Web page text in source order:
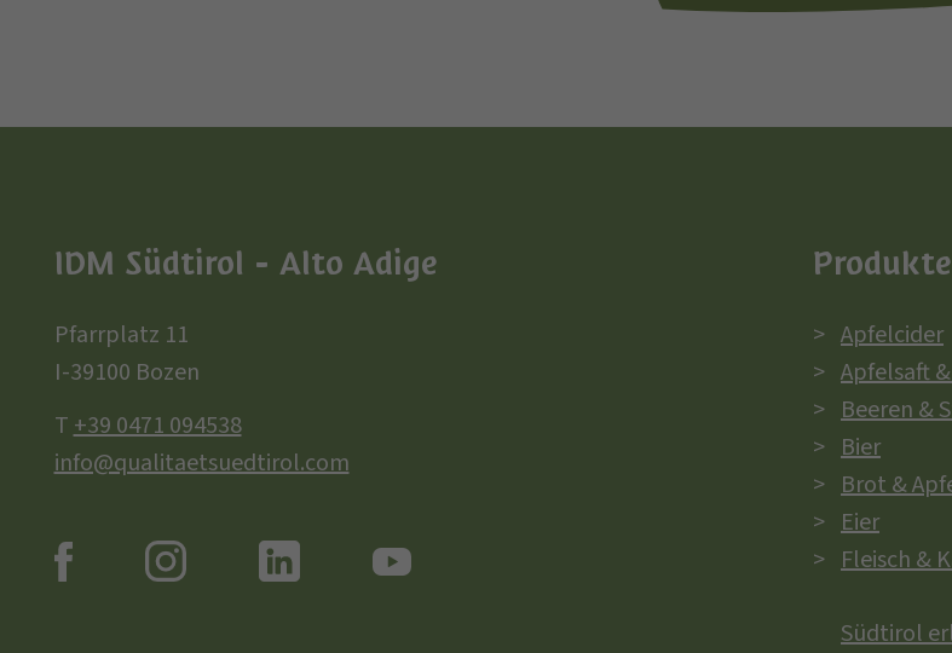
IDM Südtirol - Alto Adige
Pfarrplatz 11
I-39100 Bozen
T+39 0471 094538
info@qualitaetsuedtirol.com
Produkte
Apfelcider
Apfelsaft
Beeren &
Bier
Brot &
Eier
Fleisch &
Südtirol